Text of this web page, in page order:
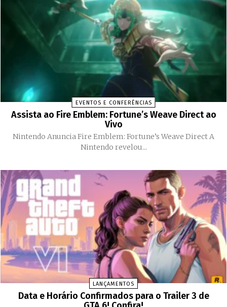
EVENTOS E CONFERÊNCIAS
Assista ao Fire Emblem: Fortune’s Weave Direct ao
Vivo
Nintendo Anuncia Fire Emblem: Fortune’s Weave Direct A
Nintendo revelou...
LANÇAMENTOS
Data e Horário Confirmados para o Trailer 3 de